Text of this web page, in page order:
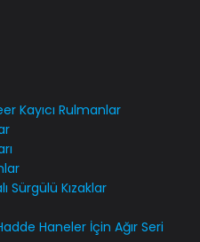
Kayıcı Rulmanlar
Sürgülü Kızaklar
Haneler İçin Ağır Seri